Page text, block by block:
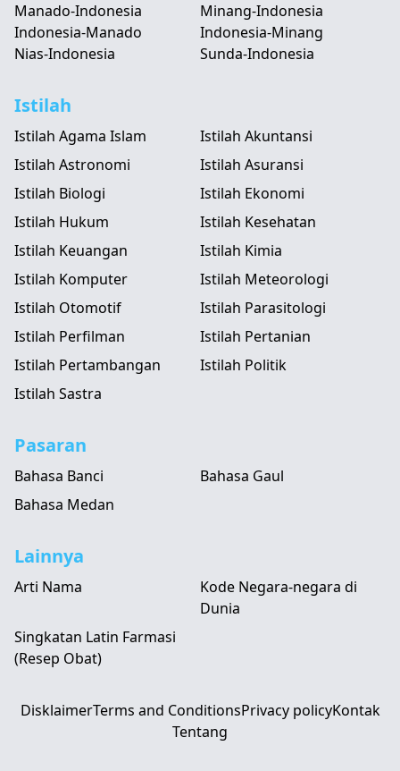
Manado-Indonesia
Indonesia-Manado
Minang-Indonesia
Indonesia-Minang
Nias-Indonesia
Sunda-Indonesia
Istilah
Istilah Agama Islam
Istilah Akuntansi
Istilah Astronomi
Istilah Asuransi
Istilah Biologi
Istilah Ekonomi
Istilah Hukum
Istilah Kesehatan
Istilah Keuangan
Istilah Kimia
Istilah Komputer
Istilah Meteorologi
Istilah Otomotif
Istilah Parasitologi
Istilah Perfilman
Istilah Pertanian
Istilah Pertambangan
Istilah Politik
Istilah Sastra
Pasaran
Bahasa Banci
Bahasa Gaul
Bahasa Medan
Lainnya
Arti Nama
Kode Negara-negara di
Dunia
Singkatan Latin Farmasi
(Resep Obat)
DisklaimerTerms and ConditionsPrivacy policyKontak
Tentang